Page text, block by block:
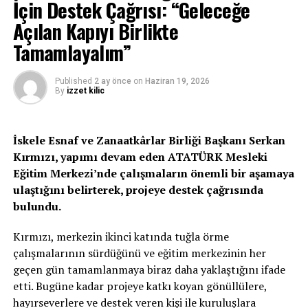
dedi Irkad. ‘Bunlardan biri Abdullah Çatlı idi. İkincisi
Çatlı ile gelen genç biriydi.’ Üçüncü isim olarak TMT’den
(Türk Mukavemet Teşkilatı) olduğu bilinen Hüseyin
Çiftçi’yi gösterdi emekli polis müfettişi. Dördüncü kişinin
ise ismini vermedi.
Irkad: En az 4 kişiydi, daha fazla da olabilir
Tema Irkad tetiği çeken kişinin Çatlı ile birlikte
Türkiye’den gelen genç şahıs olduğunu iddia etti ve ‘En
az 4 kişiydi, daha fazla da olabilir’ dedi. Kan dondurucu
iddiaları Irkad’ın ağzından dinleyelim: ‘Abdullah Çatlı’ya
bu cinayeti işlemesi için görev verildi. Çatlı cinayeti
Bir aracın cinayet gecesi Sivil Savunma Teşkilat
Başkanlığından çıkıp Kutlu Adalı’nın evinin önüne
geldiğini, aracın cinayet sonrası yeniden Sivil Savunmaya
döndüğünü hatırlatan Irkad ‘Hüseyin Çiftçi’nin yanında
biri daha, daha doğrusu birileri daha vardı. Bütün mahalle
İçin Destek Çağrısı: “Geleceğe
Açılan Kapıyı Birlikte
Tamamlayalım”
Published 2 ay önce on Haziran 19, 2026
By izzet kilic
İskele Esnaf ve Zanaatkârlar Birliği Başkanı Serkan
Kırmızı, yapımı devam eden ATATÜRK Mesleki
Eğitim Merkezi’nde çalışmaların önemli bir aşamaya
ulaştığını belirterek, projeye destek çağrısında
bulundu.
Kırmızı, merkezin ikinci katında tuğla örme
çalışmalarının sürdüğünü ve eğitim merkezinin her
geçen gün tamamlanmaya biraz daha yaklaştığını ifade
etti. Bugüne kadar projeye katkı koyan gönüllülere,
hayırseverlere ve destek veren kişi ile kuruluşlara